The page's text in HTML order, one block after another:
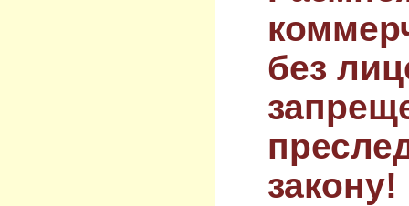
без
закону!